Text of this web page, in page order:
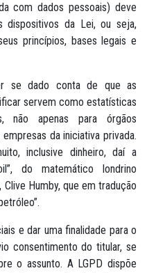
com dados pessoais) deve
dispositivos da Lei, ou seja,
princípios, bases legais e
se dado conta de que as
servem como estatísticas
não apenas para órgãos
da iniciativa privada.
inclusive dinheiro, daí a
do matemático londrino
Humby, que em tradução
e dar uma finalidade para o
consentimento do titular, se
o assunto. A LGPD dispõe